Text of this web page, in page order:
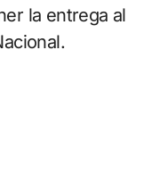
la entrega al